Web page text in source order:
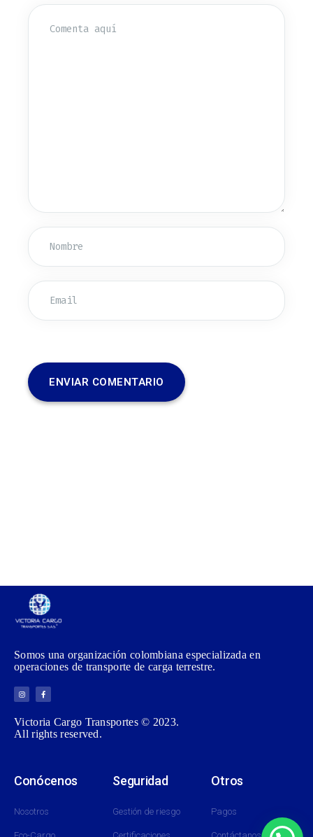
Somos una organización colombiana especializada en
operaciones de transporte de carga terrestre.
Victoria Cargo Transportes © 2023.
All rights reserved.
Conócenos
Nosotros
Seguridad
Gestión de riesgo
Otros
Pagos